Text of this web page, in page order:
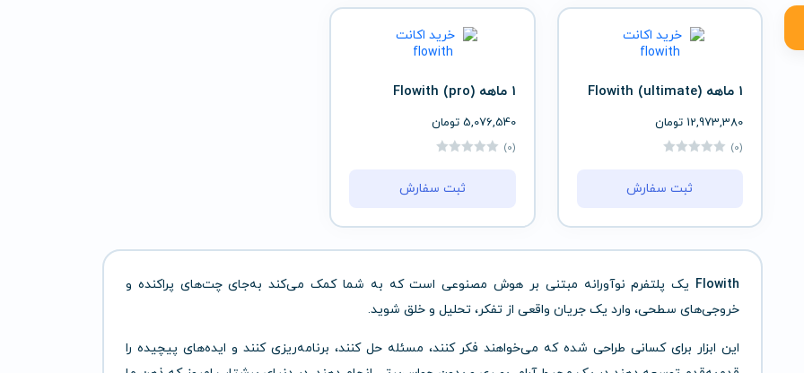
1 ماهه (ultimate) Flowith
12,973,380 تومان
(0)
ثبت سفارش
1 ماهه (pro) Flowith
5,076,540 تومان
(0)
ثبت سفارش
Flowith یک پلتفرم نوآورانه مبتنی بر هوش مصنوعی است که به شما کمک می‌کند به‌جای چت‌های پراکنده و
خروجی‌های سطحی، وارد یک جریان واقعی از تفکر، تحلیل و خلق شوید.
این ابزار برای کسانی طراحی شده که می‌خواهند فکر کنند، مسئله حل کنند، برنامه‌ریزی کنند و ایده‌های پیچیده را